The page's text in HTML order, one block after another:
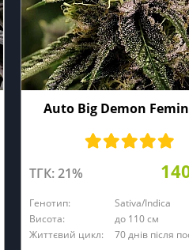
Auto Big Demon
ТГК: 21%
Генотип:
Sativa/Indica
Висота:
до 110 см
Життєвий цикл:
70 днів після